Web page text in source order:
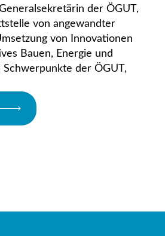
der ÖGUT,
von angewandter
von Innovationen
Bauen, Energie und
Schwerpunkte der ÖGUT,